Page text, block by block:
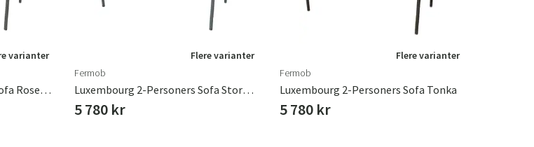
varianter
Luxembourg 2-Personers Sofa Rosemary
Flere varianter
Fermob
Luxembourg 2-Personers Sofa Storm Grey
5 780 kr
Flere varianter
Fermob
Luxembourg 2-Personers Sofa Tonka
5 780 kr